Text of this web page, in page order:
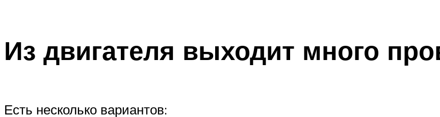
Из двигателя выходит много
Есть несколько вариантов: